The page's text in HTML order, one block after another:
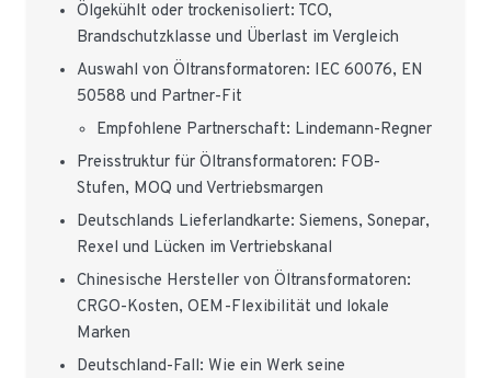
Ölgekühlt oder trockenisoliert: TCO,
Brandschutzklasse und Überlast im Vergleich
Auswahl von Öltransformatoren: IEC 60076, EN
50588 und Partner-Fit
Empfohlene Partnerschaft: Lindemann-Regner
Preisstruktur für Öltransformatoren: FOB-
Stufen, MOQ und Vertriebsmargen
Deutschlands Lieferlandkarte: Siemens, Sonepar,
Rexel und Lücken im Vertriebskanal
Chinesische Hersteller von Öltransformatoren:
CRGO-Kosten, OEM-Flexibilität und lokale
Marken
Deutschland-Fall: Wie ein Werk seine